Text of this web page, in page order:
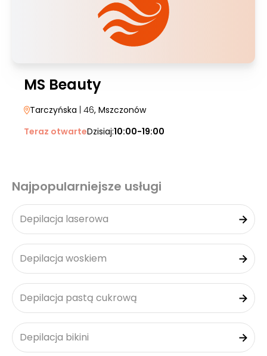
MS Beauty
Tarczyńska | 46, Mszczonów
Teraz otwarteDzisiaj:10:00-19:00
Najpopularniejsze usługi
Depilacja laserowa
Depilacja woskiem
Depilacja pastą cukrową
Depilacja bikini